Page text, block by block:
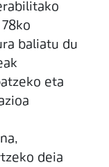
baliatu du
eta
deia